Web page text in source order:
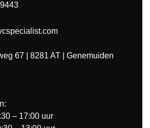
67 | 8281 AT | Genemuiden
– 17:00 uur